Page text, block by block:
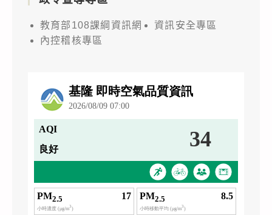
教育部108課綱資訊網
資訊安全專區
內控稽核專區